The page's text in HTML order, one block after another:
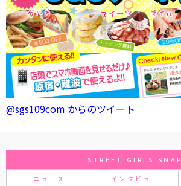
@sgs109com からのツイート
STREET GIRLS SNAP
ニュース インタビュー